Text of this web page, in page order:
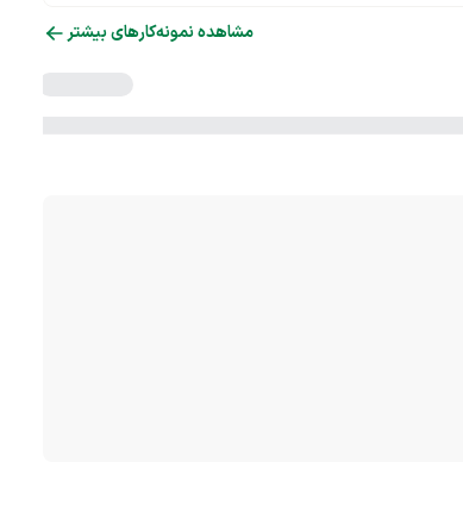
مشاهده نمونه‌کارهای بیشتر